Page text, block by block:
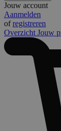
Jouw account
Aanmelden
ofregistreren
Overzicht Jouw